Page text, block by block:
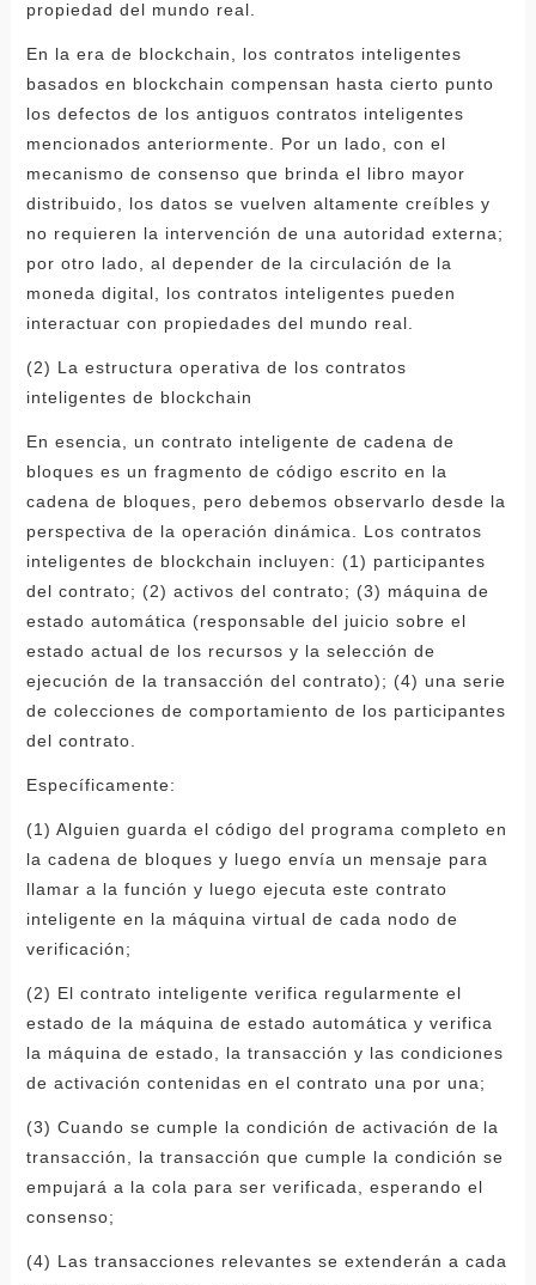
propiedad del mundo real.
En la era de blockchain, los contratos inteligentes
basados ​​en blockchain compensan hasta cierto punto
los defectos de los antiguos contratos inteligentes
mencionados anteriormente. Por un lado, con el
mecanismo de consenso que brinda el libro mayor
distribuido, los datos se vuelven altamente creíbles y
no requieren la intervención de una autoridad externa;
por otro lado, al depender de la circulación de la
moneda digital, los contratos inteligentes pueden
interactuar con propiedades del mundo real.
(2) La estructura operativa de los contratos
inteligentes de blockchain
En esencia, un contrato inteligente de cadena de
bloques es un fragmento de código escrito en la
cadena de bloques, pero debemos observarlo desde la
perspectiva de la operación dinámica. Los contratos
inteligentes de blockchain incluyen: (1) participantes
del contrato; (2) activos del contrato; (3) máquina de
estado automática (responsable del juicio sobre el
estado actual de los recursos y la selección de
ejecución de la transacción del contrato); (4) una serie
de colecciones de comportamiento de los participantes
del contrato.
Específicamente:
(1) Alguien guarda el código del programa completo en
la cadena de bloques y luego envía un mensaje para
llamar a la función y luego ejecuta este contrato
inteligente en la máquina virtual de cada nodo de
verificación;
(2) El contrato inteligente verifica regularmente el
estado de la máquina de estado automática y verifica
la máquina de estado, la transacción y las condiciones
de activación contenidas en el contrato una por una;
(3) Cuando se cumple la condición de activación de la
transacción, la transacción que cumple la condición se
empujará a la cola para ser verificada, esperando el
consenso;
(4) Las transacciones relevantes se extenderán a cada